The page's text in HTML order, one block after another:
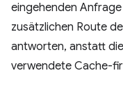
eingehenden
zusätzlichen Route
antworten, anstatt
verwendete Cache-